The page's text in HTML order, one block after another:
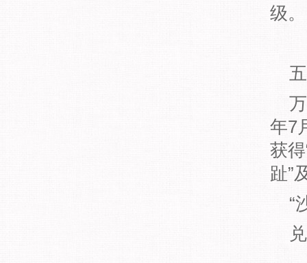
级。
年7
获
趾”
“